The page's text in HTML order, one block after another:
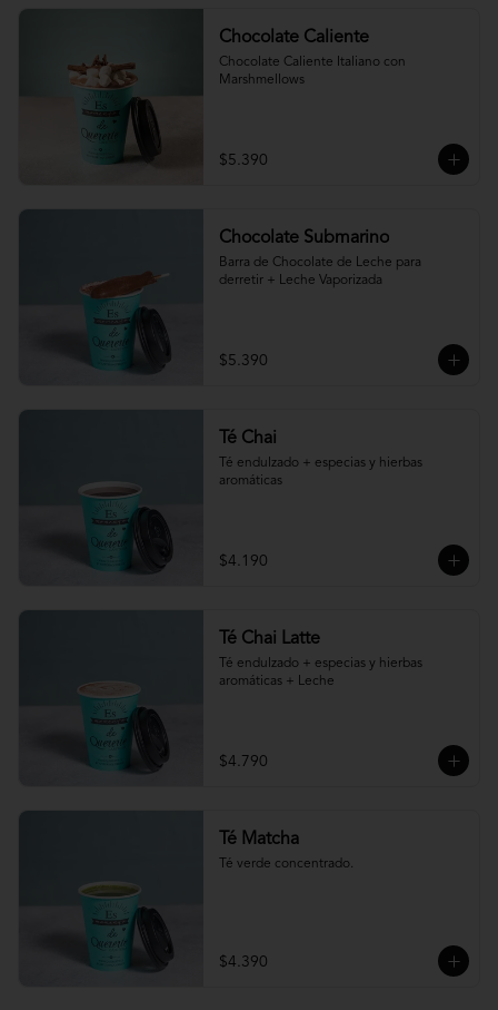
Chocolate Caliente
Chocolate Caliente Italiano con
Marshmellows
$5.390
Chocolate Submarino
Barra de Chocolate de Leche para
derretir + Leche Vaporizada
$5.390
Té Chai
Té endulzado + especias y hierbas
aromáticas
$4.190
Té Chai Latte
Té endulzado + especias y hierbas
aromáticas + Leche
$4.790
Té Matcha
Té verde concentrado.
$4.390